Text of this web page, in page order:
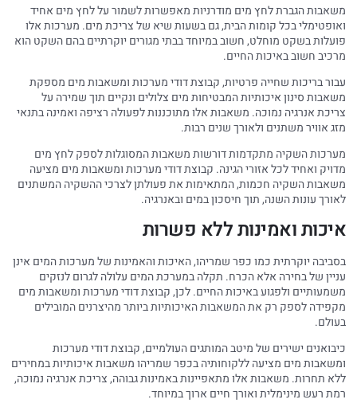
משאבות הגברת לחץ מים מודרניות מאפשרות לשמור על לחץ מים אחיד
ואופטימלי בכל קומות הבית, גם בשעות שיא של צריכת מים. מערכות אלו
פועלות בשקט מוחלט, חשוב במיוחד בבתי מגורים יוקרתיים בהם השקט הוא
מרכיב חשוב באיכות החיים.
עבור בריכות שחייה פרטיות, קבוצת דודי מערכות ומשאבות מים מספקת
משאבות סינון איכותיות המבטיחות מים צלולים ונקיים תוך שמירה על
צריכת אנרגיה נמוכה. משאבות אלו מתוכננות לפעולה רציפה ואמינה בתנאי
מזג אוויר משתנים ולאורך שנים רבות.
מערכות השקיה מתקדמות דורשות משאבות המסוגלות לספק לחץ מים
מדויק ואחיד לכל אזורי הגינה. קבוצת דודי מערכות ומשאבות מים מציעה
משאבות השקיה חכמות, המתאימות את פעולתן לצרכי ההשקיה המשתנים
לאורך עונות השנה, תוך חיסכון במים ובאנרגיה.
איכות ואמינות ללא פשרות
בסביבה יוקרתית כמו כפר שמריהו, האיכות והאמינות של מערכות המים אינן
עניין של בחירה אלא הכרח. תקלה במערכת המים עלולה לגרום לנזקים
משמעותיים ולפגוע באיכות החיים. לכן, קבוצת דודי מערכות ומשאבות מים
מקפידה לספק רק את המשאבות האיכותיות ביותר מהיצרנים המובילים
בעולם.
כיבואנים ישירים של מיטב המותגים העולמיים, קבוצת דודי מערכות
ומשאבות מים מציעה ללקוחותיה בכפר שמריהו משאבות איכותיות במחירים
ללא תחרות. משאבות אלו מתאפיינות באמינות גבוהה, צריכת אנרגיה נמוכה,
רמת רעש מינימלית ואורך חיים ארוך במיוחד.